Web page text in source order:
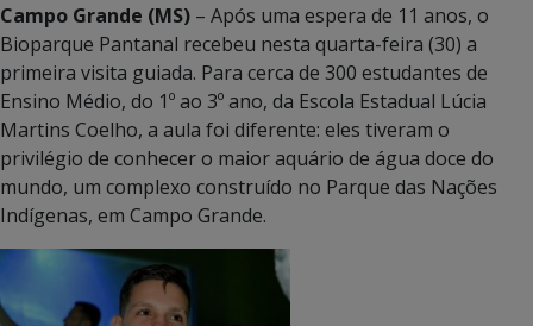
Campo Grande (MS) – Após uma espera de 11 anos, o
Bioparque Pantanal recebeu nesta quarta-feira (30) a
primeira visita guiada. Para cerca de 300 estudantes de
Ensino Médio, do 1º ao 3º ano, da Escola Estadual Lúcia
Martins Coelho, a aula foi diferente: eles tiveram o
privilégio de conhecer o maior aquário de água doce do
mundo, um complexo construído no Parque das Nações
Indígenas, em Campo Grande.